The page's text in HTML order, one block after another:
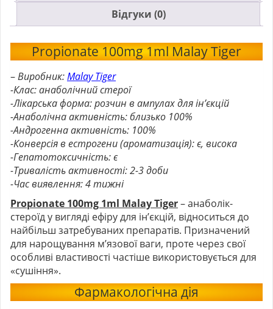
Відгуки (0)
Propionate 100mg 1ml Malay Tiger
–Виробник:Malay Tiger
-Клас: анаболічний стерої
-Лікарська форма: розчин в ампулах для ін’єкцій
-Анаболічна активність: близько 100%
-Андрогенна активність: 100%
-Конверсія в естрогени (ароматизація): є, висока
-Гепатотоксичність: є
-Тривалість активності: 2-3 доби
-Час виявлення: 4 тижні
Propionate 100mg 1ml Malay Tiger– анаболік-
стероїд у вигляді ефіру для ін’єкцій, відноситься до
найбільш затребуваних препаратів. Призначений
для нарощування м’язової ваги, проте через свої
особливі властивості частіше використовується для
«сушіння».
Фармакологічна дія